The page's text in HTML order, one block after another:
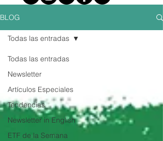
BLOG
Todas las entradas
Newsletter
Artículos Especiales
Tendencias
Newsletter in English
ETF de la Semana
Todas las entradas